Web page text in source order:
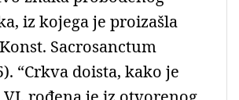
iz kojega je proizašla
Sacrosanctum
“Crkva doista, kako je